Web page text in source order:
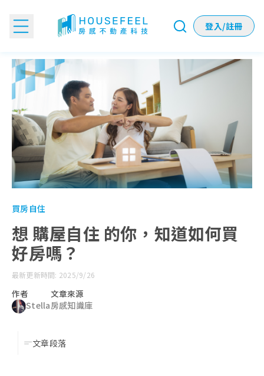
登入/註冊
想 購屋自住 的你，知道如何買好房嗎？
買房自住
想 購屋自住 的你，知道如何買
好房嗎？
最新更新時間: 2025/9/26
作者
Stella
文章來源
房感知識庫
文章段落